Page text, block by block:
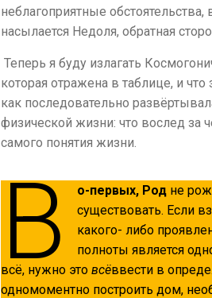
неблагоприятные обстоятельства,
насылается Недоля, обратная
Теперь я буду излагать
которая отражена в таблице, и
как последовательно
физической жизни: что вослед за
самого понятия жизни.
В о-первых, Родне
существовать. Если
какого- либо
полноты является
всё, нужно этовсёввести в
одномоментно построить дом,